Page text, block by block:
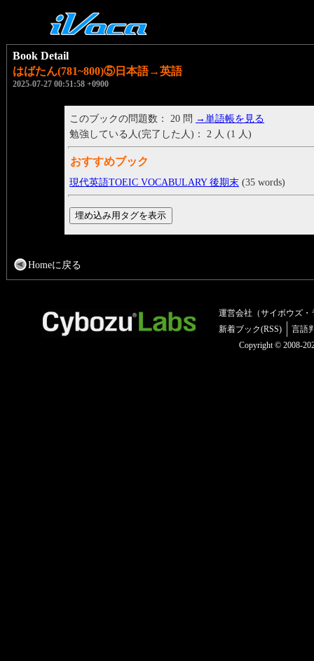
Book Detail
はばたん(781~800)⑤日本語→英語
2025-07-27 00:51:58 +0900
このブックの問題数： 20 問 →単語帳を見る
勉強している人(完了した人)： 2 人 (1 人)
おすすめブック
現代英語TOEIC VOCABULARY 後期末 (35 words)
Homeに戻る
運営会社（サイボウズ・
新着ブック(RSS)
言語
Copyright © 2008-